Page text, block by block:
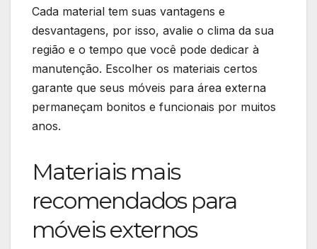
Cada material tem suas vantagens e
desvantagens, por isso, avalie o clima da sua
região e o tempo que você pode dedicar à
manutenção. Escolher os materiais certos
garante que seus móveis para área externa
permaneçam bonitos e funcionais por muitos
anos.
Materiais mais
recomendados para
móveis externos